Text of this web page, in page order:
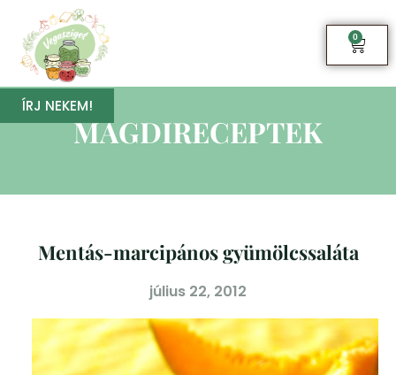
0
ÍRJ NEKEM!
MAGDIRECEPTEK
Mentás-marcipános gyümölcssaláta
július 22, 2012